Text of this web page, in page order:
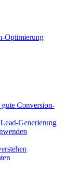
Optimierung
gute Conversion-
Generierung